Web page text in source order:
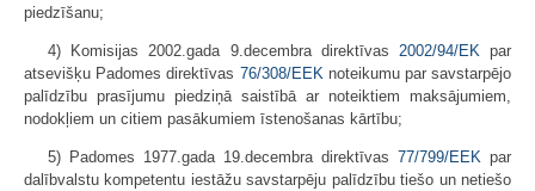
piedzīšanu;
4) Komisijas 2002.gada 9.decembra direktīvas 2002/94/EK par
atsevišķu Padomes direktīvas 76/308/EEK noteikumu par savstarpējo
palīdzību prasījumu piedziņā saistībā ar noteiktiem maksājumiem,
nodokļiem un citiem pasākumiem īstenošanas kārtību;
5) Padomes 1977.gada 19.decembra direktīvas 77/799/EEK par
dalībvalstu kompetentu iestāžu savstarpēju palīdzību tiešo un netiešo